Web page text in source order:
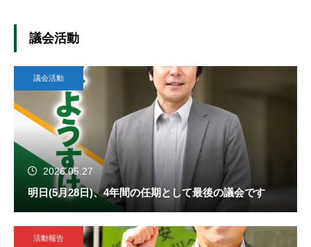
議会活動
議会活動
2026.05.27
明日(5月28日)、4年間の任期として最後の議会です
活動報告